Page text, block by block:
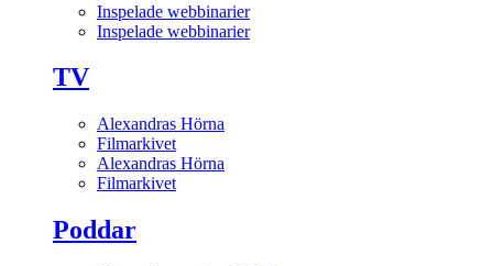
Inspelade webbinarier
Inspelade webbinarier
TV
Alexandras Hörna
Filmarkivet
Alexandras Hörna
Filmarkivet
Poddar